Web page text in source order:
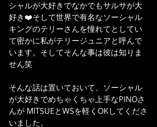
シャルが大好きでなかでもサルサが大
好き❤️そして世界で有名なソーシャル
キングのテリーさんを憧れてとしてい
て密かに私がテリージュニアと呼んで
います。そしてそんな事は彼は知りま
せん笑
そんな話は置いておいて、ソーシャル
が大好きでめちゃくちゃ上手なPINOさ
んが MITSUEとWSを軽くOKしてくださ
いました。